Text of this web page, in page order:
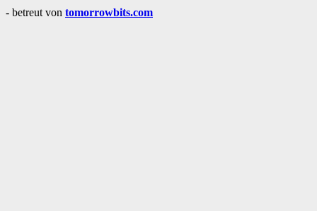
- betreut von tomorrowbits.com